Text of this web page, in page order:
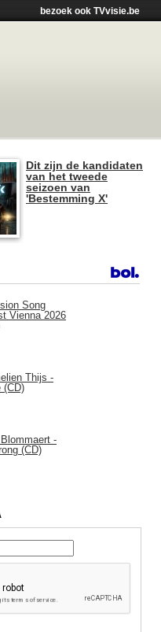
bezoek ook TVvisie.be
Dit zijn de kandidaten
van het tweede
seizoen van
'Bestemming X'
Song
Vienna 2026
Thijs -
(CD)
-
(CD)